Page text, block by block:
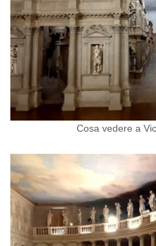
Cosa vedere a